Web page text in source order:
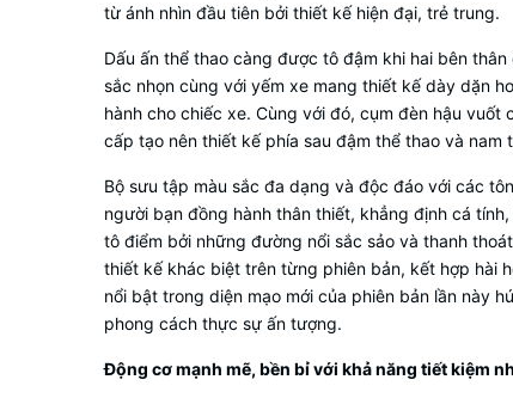
từ ánh nhìn đầu tiên bởi thiết kế hiện đại, trẻ trung.
Dấu ấn thể thao càng được tô đậm khi hai bên
sắc nhọn cùng với yếm xe mang thiết kế dày dặn
hành cho chiếc xe. Cùng với đó, cụm đèn hậu
cấp tạo nên thiết kế phía sau đậm thể thao và nam
Bộ sưu tập màu sắc đa dạng và độc đáo với các
người bạn đồng hành thân thiết, khẳng định cá
tô điểm bởi những đường nổi sắc sảo và thanh
thiết kế khác biệt trên từng phiên bản, kết hợp hài
nổi bật trong diện mạo mới của phiên bản lần này
phong cách thực sự ấn tượng.
Động cơ mạnh mẽ, bền bỉ với khả năng tiết kiệm